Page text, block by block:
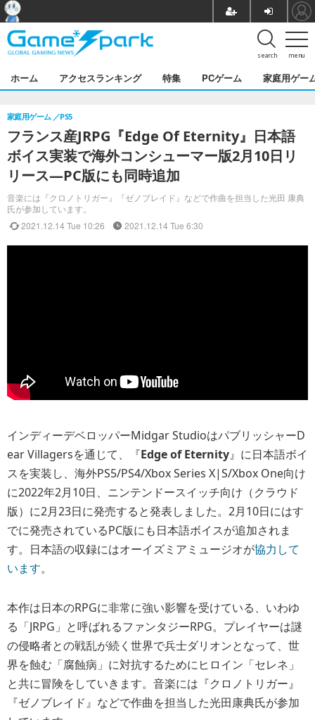
menu
search
ホーム アクセスランキング 特集 PCゲーム 家庭用ゲー
フランス産JRPG『Edge Of Eternity』日本語
ボイス実装で海外コンシューマー版2月10日リ
リース―PC版にも同時追加
音楽には『クロノトリガー』『ゼノブレイド』などで作曲を担当した光田 康典
氏が参加しています。
家庭用ゲーム PS5
2021.12.14 Tue 10:26 2021.12.14 Tue 6:30
インディーデベロッパーMidgar StudioはパブリッシャーD
ear Villagersを通じて、『Edge of Eternity』に日本語ボイ
スを実装し、海外PS5/PS4/Xbox Series X|S/Xbox One向け
に2022年2月10日、ニンテンドースイッチ向け（クラウド
版）に2月23日に発売すると発表しました。2月10日にはす
でに発売されているPC版にも日本語ボイスが追加されま
す。日本語の収録にはオーイズミアミュージオが協力して
います。
本作は日本のRPGに非常に強い影響を受けている、いわゆ
る「JRPG」と呼ばれるファンタジーRPG。プレイヤーは謎
の侵略者との戦乱が続く世界で兵士ダリオンとなって、世
界を蝕む「腐蝕病」に対抗するためにヒロイン「セレネ」
と共に冒険をしていきます。音楽には『クロノトリガー』
『ゼノブレイド』などで作曲を担当した光田康典氏が参加